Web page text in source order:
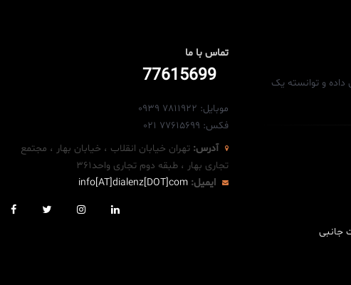
داده و توانسته یک
جانبی
تماس با ما
77615699
موبایل: 7811922 0939
فکس: 77615699 021
آدرس: تهران خیابان انقلاب ، خیابان بهار ، مجتمع
تجاری بهار ، طبقه دوم تجاری واحد۳۶۱
ایمیل: info[AT]dialenz[DOT]com